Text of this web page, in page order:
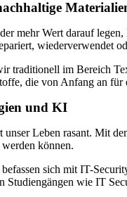
mehr Wert darauf
wiederverwendet
traditionell im Bereich
die von Anfang an
und KI
Leben rasant. Mit
können.
sich mit IT-
Studiengängen wie IT